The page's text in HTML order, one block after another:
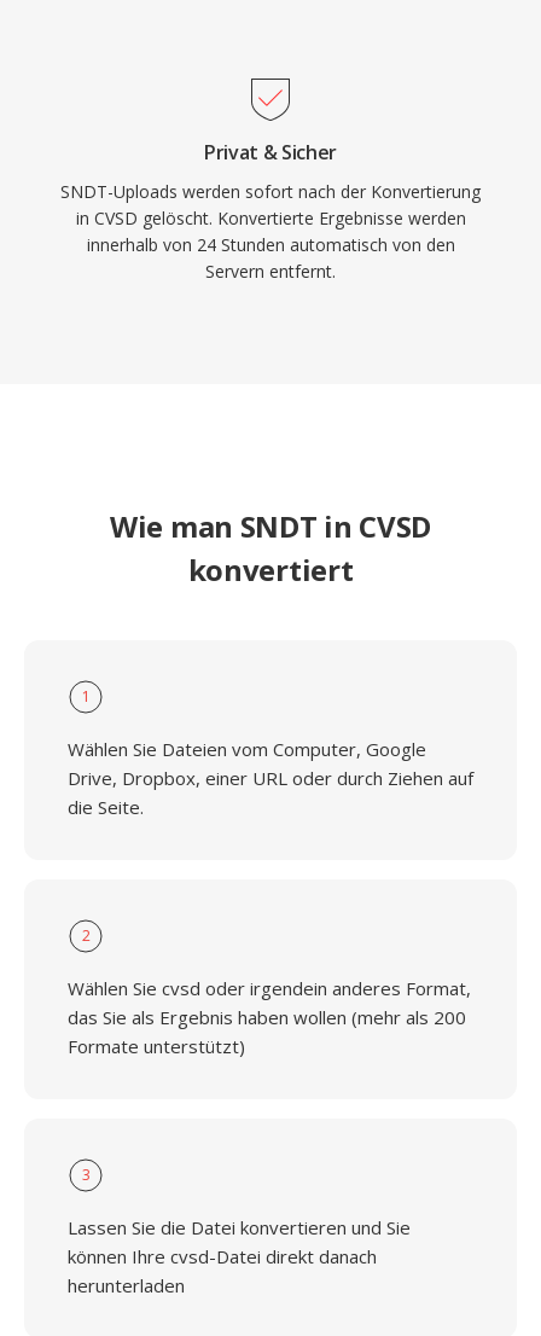
Privat & Sicher
SNDT-Uploads werden sofort nach der Konvertierung
in CVSD gelöscht. Konvertierte Ergebnisse werden
innerhalb von 24 Stunden automatisch von den
Servern entfernt.
Wie man SNDT in CVSD
konvertiert
1
Wählen Sie Dateien vom Computer, Google
Drive, Dropbox, einer URL oder durch Ziehen auf
die Seite.
2
Wählen Sie cvsd oder irgendein anderes Format,
das Sie als Ergebnis haben wollen (mehr als 200
Formate unterstützt)
3
Lassen Sie die Datei konvertieren und Sie
können Ihre cvsd-Datei direkt danach
herunterladen